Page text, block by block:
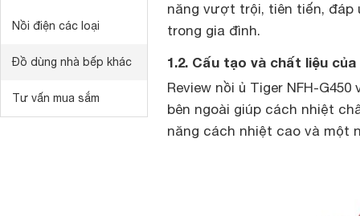
Nồi điện các loại
Đồ dùng nhà bếp khác
Tư vấn mua sắm
năng vượt trội, tiên tiến, đáp
trong gia đình.
1.2. Cấu tạo và chất liệu
Review nồi ủ Tiger NFH-
bên ngoài giúp cách nhiệt
năng cách nhiệt cao và một